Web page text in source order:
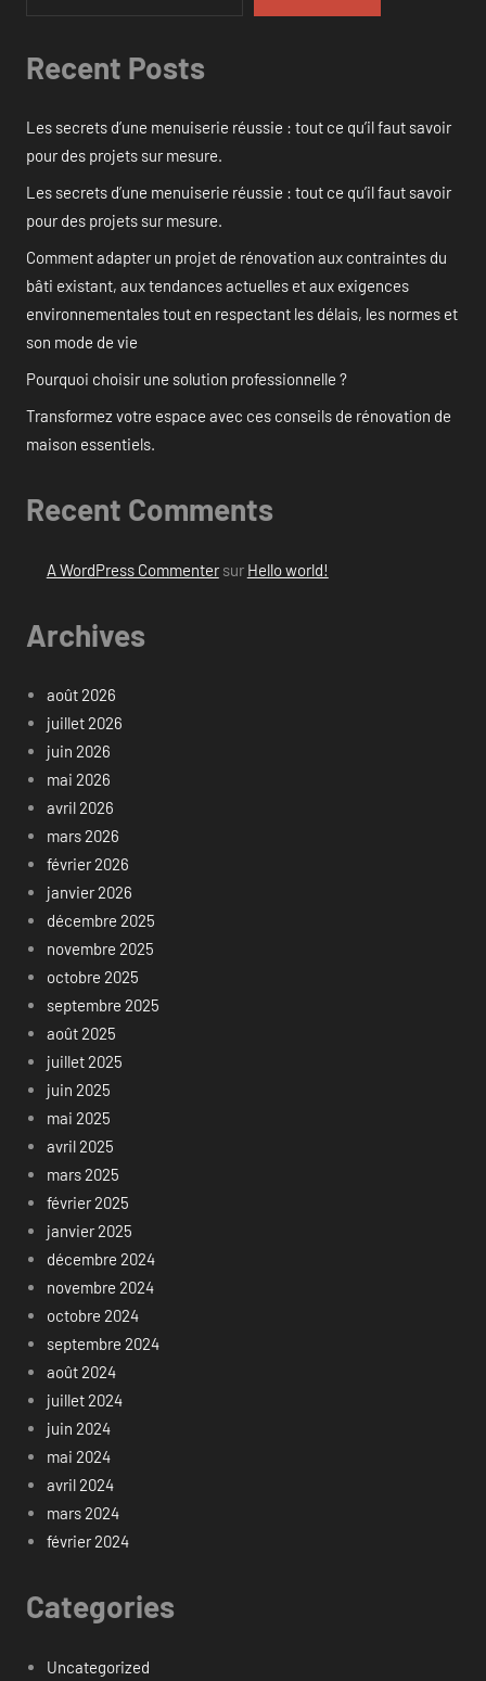
Recent Posts
Les secrets d’une menuiserie réussie : tout ce qu’il faut savoir
pour des projets sur mesure.
Les secrets d’une menuiserie réussie : tout ce qu’il faut savoir
pour des projets sur mesure.
Comment adapter un projet de rénovation aux contraintes du
bâti existant, aux tendances actuelles et aux exigences
environnementales tout en respectant les délais, les normes et
son mode de vie
Pourquoi choisir une solution professionnelle ?
Transformez votre espace avec ces conseils de rénovation de
maison essentiels.
Recent Comments
A WordPress Commentersur Hello world!
Archives
août 2026
juillet 2026
juin 2026
mai 2026
avril 2026
mars 2026
février 2026
janvier 2026
décembre 2025
novembre 2025
octobre 2025
septembre 2025
août 2025
juillet 2025
juin 2025
mai 2025
avril 2025
mars 2025
février 2025
janvier 2025
décembre 2024
novembre 2024
octobre 2024
septembre 2024
août 2024
juillet 2024
juin 2024
mai 2024
avril 2024
mars 2024
février 2024
Categories
Uncategorized